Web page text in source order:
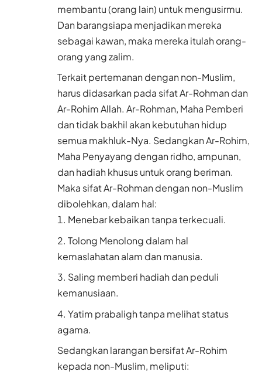
membantu (orang lain) untuk mengusirmu.
Dan barangsiapa menjadikan mereka
sebagai kawan, maka mereka itulah orang-
orang yang zalim.
Terkait pertemanan dengan non-Muslim,
harus didasarkan pada sifat Ar-Rohman dan
Ar-Rohim Allah. Ar-Rohman, Maha Pemberi
dan tidak bakhil akan kebutuhan hidup
semua makhluk-Nya. Sedangkan Ar-Rohim,
Maha Penyayang dengan ridho, ampunan,
dan hadiah khusus untuk orang beriman.
Maka sifat Ar-Rohman dengan non-Muslim
dibolehkan, dalam hal:
Menebar kebaikan tanpa terkecuali.
Tolong Menolong dalam hal
kemaslahatan alam dan manusia.
Saling memberi hadiah dan peduli
kemanusiaan.
Yatim prabaligh tanpa melihat status
agama.
Sedangkan larangan bersifat Ar-Rohim
kepada non-Muslim, meliputi: